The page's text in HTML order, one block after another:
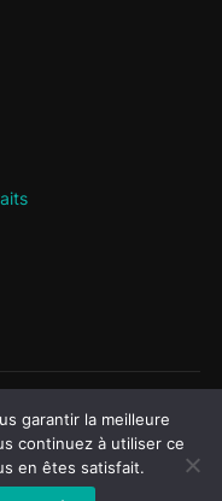
parWPZOOM
garantir la meilleure
continuez à utiliser ce
en êtes satisfait.